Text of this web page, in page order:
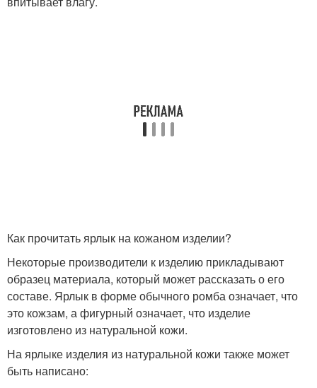
Как прочитать ярлык на кожаном изделии?
Некоторые производители к изделию прикладывают
образец материала, который может рассказать о его
составе. Ярлык в форме обычного ромба означает, что
это кожзам, а фигурный означает, что изделие
изготовлено из натуральной кожи.
На ярлыке изделия из натуральной кожи также может
быть написано: